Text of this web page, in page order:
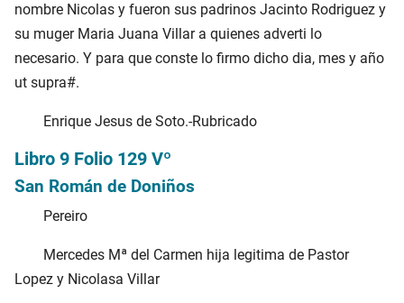
nombre Nicolas y fueron sus padrinos Jacinto Rodriguez y
su muger Maria Juana Villar a quienes adverti lo
necesario. Y para que conste lo firmo dicho dia, mes y año
ut supra#.
Enrique Jesus de Soto.-Rubricado
Libro 9 Folio 129 Vº
San Román de Doniños
Pereiro
Mercedes Mª del Carmen hija legitima de Pastor
Lopez y Nicolasa Villar